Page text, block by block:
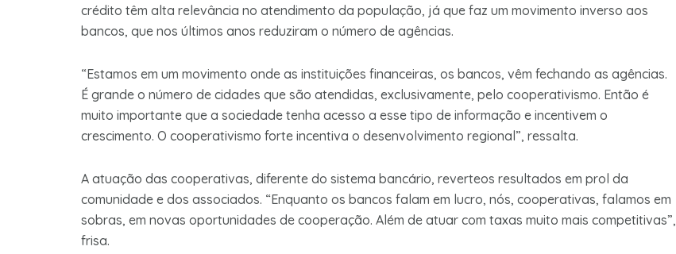
crédito têm alta relevância no atendimento da população, já que faz um movimento inverso aos
bancos, que nos últimos anos reduziram o número de agências.
“Estamos em um movimento onde as instituições financeiras, os bancos, vêm fechando as agências.
É grande o número de cidades que são atendidas, exclusivamente, pelo cooperativismo. Então é
muito importante que a sociedade tenha acesso a esse tipo de informação e incentivem o
crescimento. O cooperativismo forte incentiva o desenvolvimento regional”, ressalta.
A atuação das cooperativas, diferente do sistema bancário, reverteos resultados em prol da
comunidade e dos associados. “Enquanto os bancos falam em lucro, nós, cooperativas, falamos em
sobras, em novas oportunidades de cooperação. Além de atuar com taxas muito mais competitivas”,
frisa.